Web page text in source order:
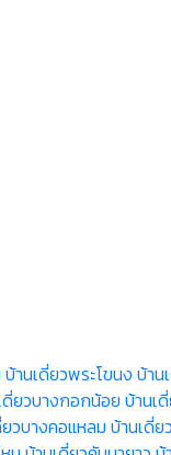
บ้านเดี่ยวพระโขนง บ้าน
ดี่ยวบางกอกน้อย บ้านเ
วบางคอแหลม บ้านเดี่ย